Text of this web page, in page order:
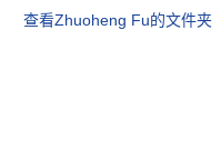
查看Zhuoheng Fu的文件夹